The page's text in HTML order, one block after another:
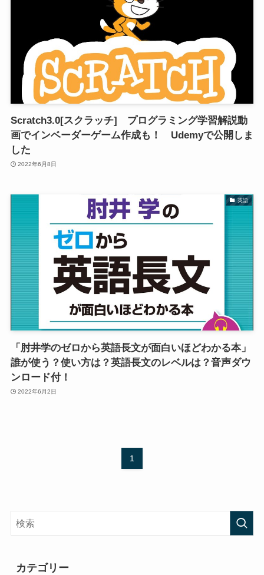
Scratch3.0[スクラッチ] プログラミング学習解説動
画でインベーダーゲーム作成も！ Udemyで公開しま
した
2022年6月8日
英語
「肘井学のゼロから英語長文が面白いほどわかる本」
誰が使う？使い方は？英語長文のレベルは？音声ダウ
ンロード付！
2022年6月2日
1
カテゴリー